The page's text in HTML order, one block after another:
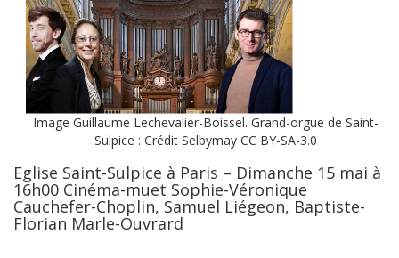
Image Guillaume Lechevalier-Boissel. Grand-orgue de Saint-
Sulpice : Crédit Selbymay CC BY-SA-3.0
Eglise Saint-Sulpice à Paris – Dimanche 15 mai à
16h00 Cinéma-muet Sophie-Véronique
Cauchefer-Choplin, Samuel Liégeon, Baptiste-
Florian Marle-Ouvrard